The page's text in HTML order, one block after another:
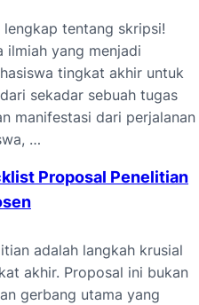
tentang skripsi!
ilmiah yang menjadi
tingkat akhir untuk
sekadar sebuah tugas
manifestasi dari perjalanan
…
Proposal Penelitian
adalah langkah krusial
akhir. Proposal ini bukan
gerbang utama yang